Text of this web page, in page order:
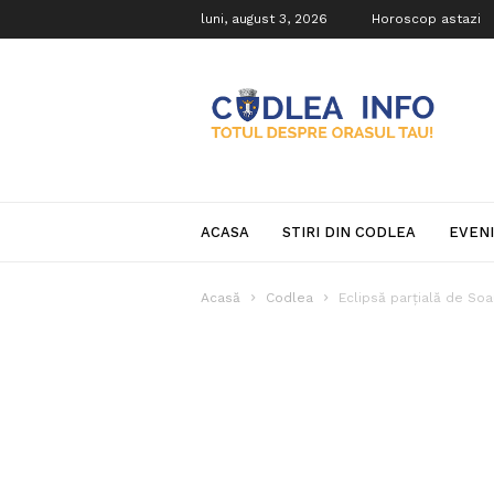
luni, august 3, 2026 Horoscop astazi
Info
ACASA STIRI DIN CODLEA
Acasă Codlea Eclipsă parțială de